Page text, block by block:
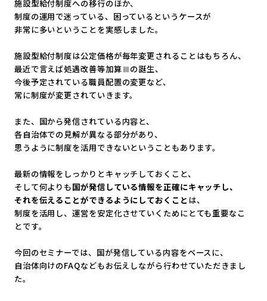
施設型給付制度への移行のほか、
制度の運用で迷っている、困っているというケースが
非常に多いということを実感しました。
施設型給付制度は公定価格が毎年変更されることはもちろん、
最近で言えば処遇改善等加算Ⅲの誕生、
今後予定されている職員配置の変更など、
常に制度が変更されていきます。
また、国から発信されている内容と、
各自治体での見解が異なる部分があり、
思うように制度を活用できないということもあります。
最新の情報をしっかりとキャッチしておくこと、
そして何よりも国が発信している情報を正確にキャッチし、
それを伝えることができるようにしておくことは、
制度を活用し、運営を安定化させていくためにとても重要なこ
とです。
今回のセミナーでは、国が発信している内容をベースに、
自治体向けのFAQなどもお伝えしながら行わせていただきまし
た。